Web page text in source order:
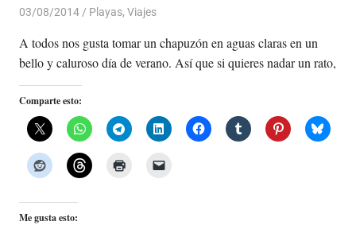
03/08/2014 Luis Castellanos
Playas, Viajes
A todos nos gusta tomar un chapuzón en aguas claras en un
bello y caluroso día de verano. Así que si quieres nadar un rato,
Comparte esto:
Me gusta esto: